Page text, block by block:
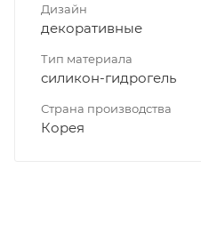
Дизайн
декоративные
Тип материала
силикон-гидрогель
Страна производства
Корея